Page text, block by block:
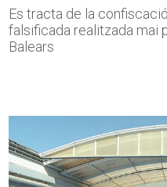
Es tracta de la
falsificada realitzada mai
Balears